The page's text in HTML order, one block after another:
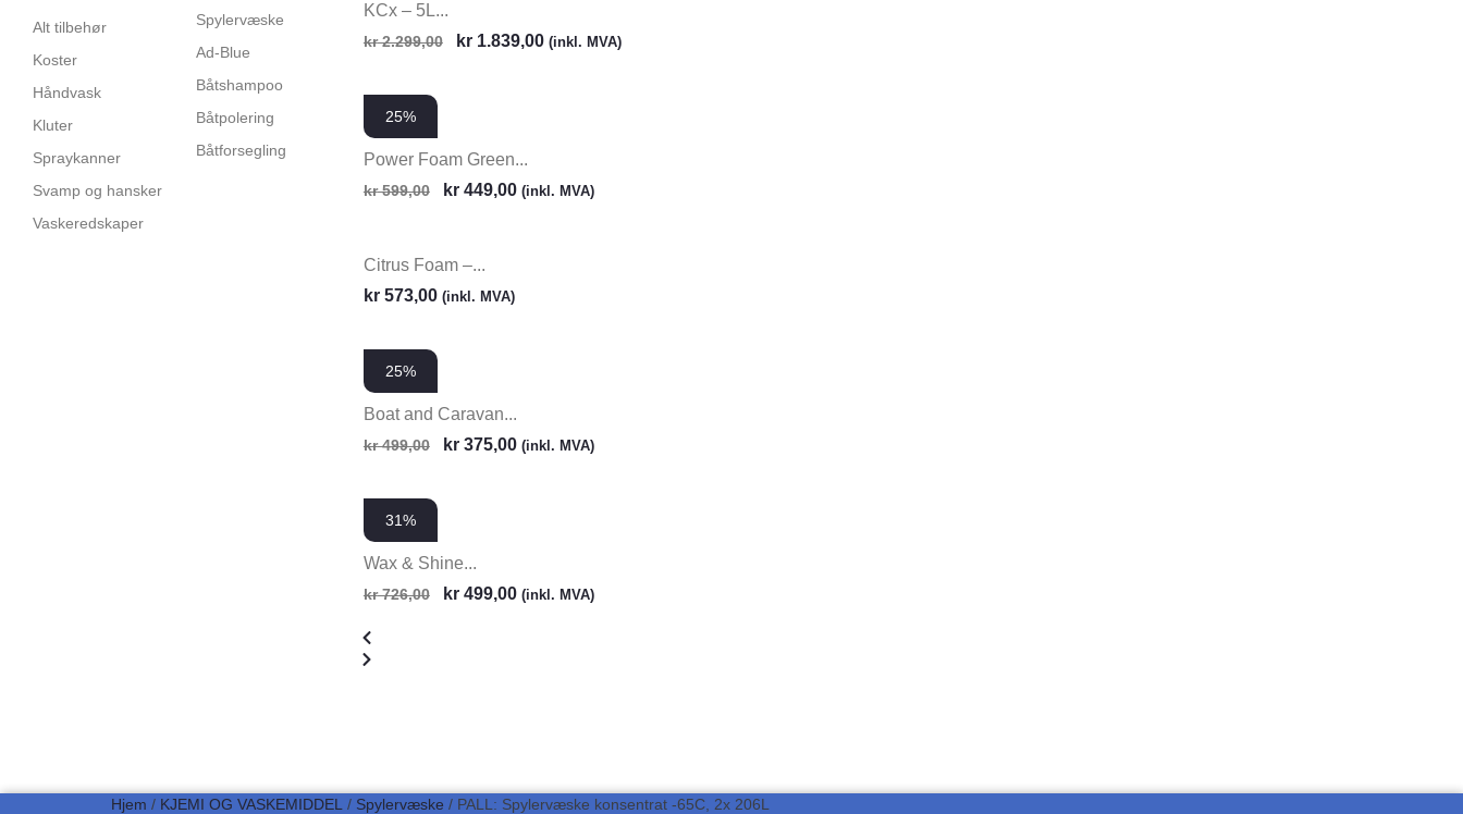
Alt tilbehør
Koster
Håndvask
Kluter
Spraykanner
Svamp og hansker
Vaskeredskaper
Spylervæske
Ad-Blue
Båtshampoo
Båtpolering
Båtforsegling
KCx – 5L...
kr2.299,00 kr1.839,00 (inkl. MVA)
25%
Power Foam Green...
kr599,00 kr449,00 (inkl. MVA)
Citrus Foam –...
kr573,00 (inkl. MVA)
25%
Boat and Caravan...
kr499,00 kr375,00 (inkl. MVA)
31%
Wax & Shine...
kr726,00 kr499,00 (inkl. MVA)
Hjem / KJEMI OG VASKEMIDDEL / Spylervæske / PALL: Spylervæske konsentrat -65C, 2x 206L